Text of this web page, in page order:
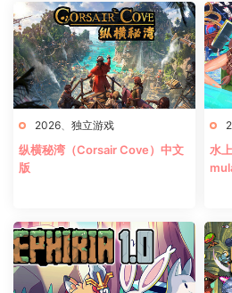
2026、 独立游戏
纵横秘湾（Corsair Cove）中文
版
水